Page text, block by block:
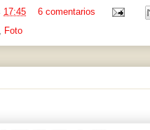
17:45
6 comentarios
, Foto